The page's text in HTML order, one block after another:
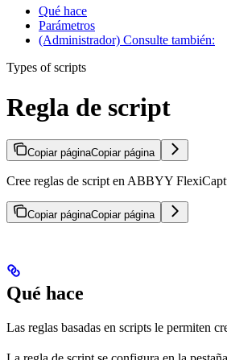
Qué hace
Parámetros
(Administrador) Consulte también:
Types of scripts
Regla de script
Copiar páginaCopiar página
Cree reglas de script en ABBYY
Copiar páginaCopiar página
Qué hace
Las reglas basadas en scripts le permiten